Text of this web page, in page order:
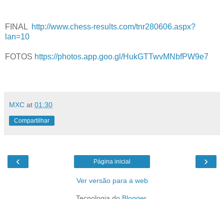
FINAL http://www.chess-results.com/tnr280606.aspx?
lan=10
FOTOS https://photos.app.goo.gl/HukGTTwvMNbfPW9e7
MXC at 01:30
Compartilhar
‹ ›
Página inicial
Ver versão para a web